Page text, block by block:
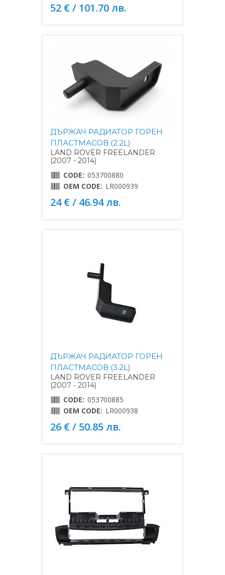
52 € / 101.70 лв.
ДЪРЖАЧ РАДИАТОР ГОРЕН
ПЛАСТМАСОВ (2.2L)
LAND ROVER FREELANDER
(2007 - 2014)
CODE: 053700880
OEM CODE: LR000939
24 € / 46.94 лв.
ДЪРЖАЧ РАДИАТОР ГОРЕН
ПЛАСТМАСОВ (3.2L)
LAND ROVER FREELANDER
(2007 - 2014)
CODE: 053700885
OEM CODE: LR000938
26 € / 50.85 лв.